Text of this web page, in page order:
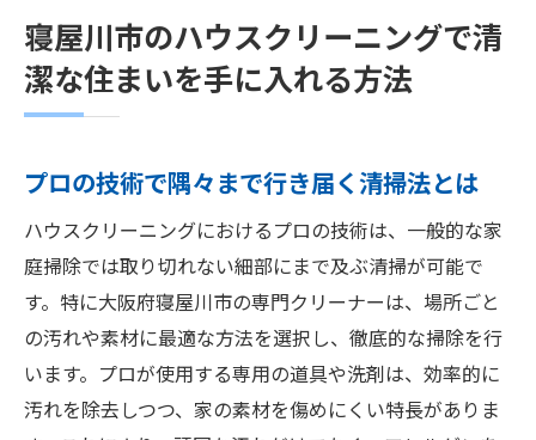
寝屋川市の環境に適した清掃サービスの選
び方
初めてのハウスクリーニング体験を安心し
ハウスクリーニングの保険付きサービスが提供
する安心感
保険で守られる清掃のメリットとは
予期せぬトラブルへの備え方
安心して依頼できる保険付きサービスの選
び方
寝屋川市のハウスクリーニングで清
潔な住まいを手に入れる方法
プロの技術で隅々まで行き届く清掃法とは
ハウスクリーニングにおけるプロの技術は、一般的な家
庭掃除では取り切れない細部にまで及ぶ清掃が可能で
す。特に大阪府寝屋川市の専門クリーナーは、場所ごと
の汚れや素材に最適な方法を選択し、徹底的な掃除を行
います。プロが使用する専用の道具や洗剤は、効率的に
汚れを除去しつつ、家の素材を傷めにくい特長がありま